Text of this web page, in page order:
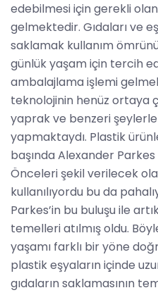
edebilmesi için gerekli
gelmektedir. Gıdaları ve
saklamak kullanım
günlük yaşam için tercih
ambalajlama işlemi
teknolojinin henüz ortaya
yaprak ve benzeri
yapmaktaydı. Plastik
başında Alexander
Önceleri şekil verilecek
kullanılıyordu bu da
Parkes’in bu buluşu ile
temelleri atılmış oldu.
yaşamı farklı bir yöne
plastik eşyaların içinde
gıdaların saklamasının